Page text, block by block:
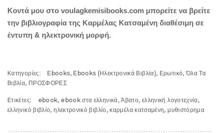
Κοντά μου στο voulagkemisibooks.com μπορείτε να βρείτε
την βιβλιογραφία της Καρμέλας Κατσαμένη διαθέσιμη σε
έντυπη & ηλεκτρονική μορφή.
Κατηγορίες: Ebooks,Ebooks (Ηλεκτρονικά Βιβλία), Ερωτικό,Όλα Τα
Βιβλία, ΠΡΟΣΦΟΡΕΣ
Ετικέτες: ebook,ebook στα ελληνικά,Άβατο, ελληνική λογοτεχνία,
ελληνικό βιβλίο,ηλεκτρονικό βιβλίο,καρμέλα κατσαμένη,μυθιστόρημα